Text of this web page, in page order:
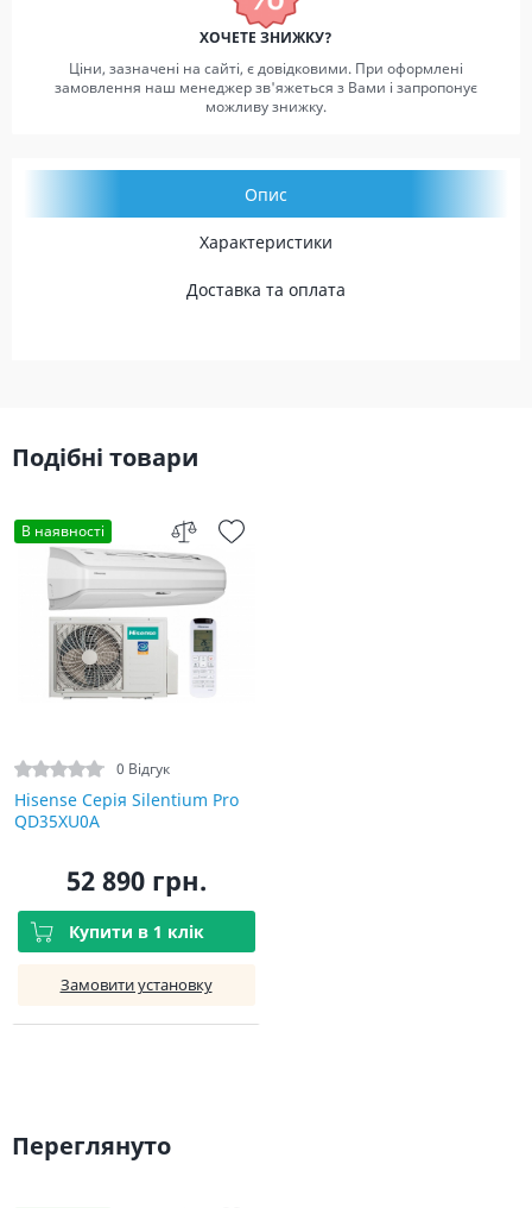
ХОЧЕТЕ ЗНИЖКУ?
Ціни, зазначені на сайті, є довідковими. При оформлені
замовлення наш менеджер зв'яжеться з Вами і запропонує
можливу знижку.
Опис
Характеристики
Доставка та оплата
Подібні товари
В наявності
0 Відгук
Hisense Серія Silentium Pro
QD35XU0A
52 890 грн.
Купити в 1 клік
Замовити установку
Переглянуто